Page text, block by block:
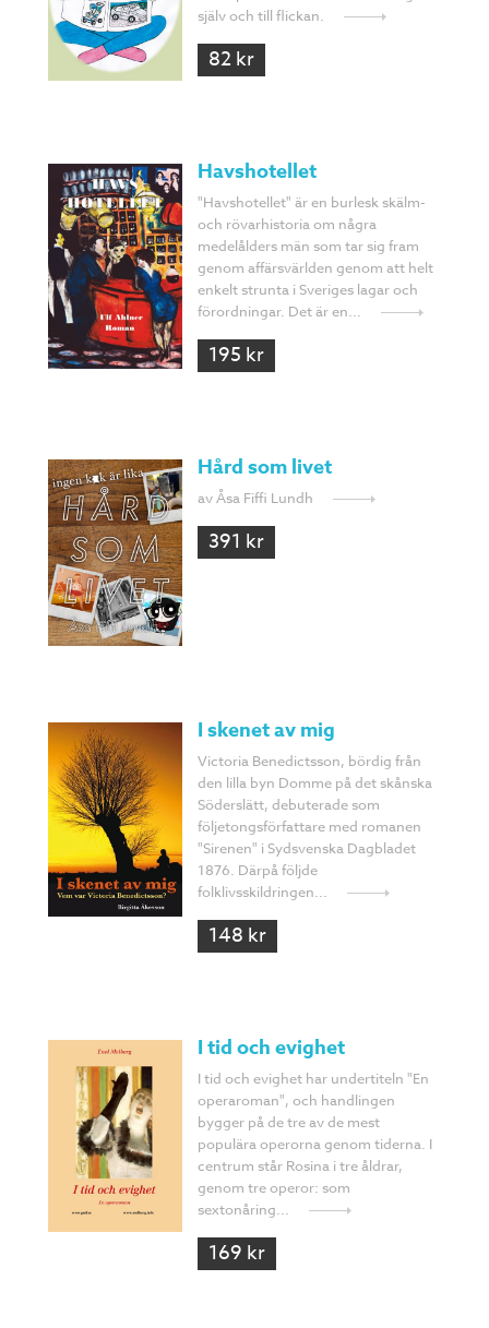
själv och till flickan.
82 kr
Havshotellet
"Havshotellet" är en burlesk skälm-
och rövarhistoria om några
medelålders män som tar sig fram
genom affärsvärlden genom att helt
enkelt strunta i Sveriges lagar och
förordningar. Det är en...
195 kr
Hård som livet
av Åsa Fiffi Lundh
391 kr
I skenet av mig
Victoria Benedictsson, bördig från
den lilla byn Domme på det skånska
Söderslätt, debuterade som
följetongsförfattare med romanen
"Sirenen" i Sydsvenska Dagbladet
1876. Därpå följde
folklivsskildringen...
148 kr
I tid och evighet
I tid och evighet har undertiteln "En
operaroman", och handlingen
bygger på de tre av de mest
populära operorna genom tiderna. I
centrum står Rosina i tre åldrar,
genom tre operor: som
sextonåring...
169 kr